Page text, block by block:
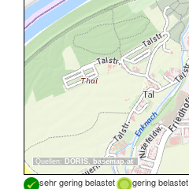
Quellen: DORIS, basemap.at
sehr gering belastet gering belastet